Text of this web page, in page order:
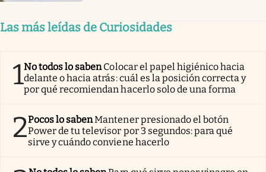
Las más leídas de Curiosidades
1No todos lo sabenColocar el papel higiénico hacia
delante o hacia atrás: cuál es la posición correcta y
por qué recomiendan hacerlo solo de una forma
2Pocos lo sabenMantener presionado el botón
Power de tu televisor por 3 segundos: para qué
sirve y cuándo conviene hacerlo